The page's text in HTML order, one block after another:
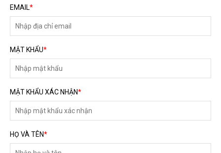
EMAIL*
MẬT KHẨU*
MẬT KHẨU XÁC NHẬN*
HỌ VÀ TÊN*
HOÀN THÀNH
0792666128